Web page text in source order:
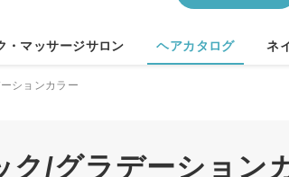
・マッサージサロン ヘアカタログ ネ
ションカラー
ク/グラデーション